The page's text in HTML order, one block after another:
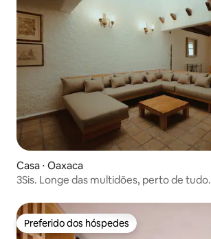
Casa ⋅ Oaxaca
3Sis. Longe das multidões, perto de tudo.
Preferido dos hóspedes
Preferido dos hóspedes